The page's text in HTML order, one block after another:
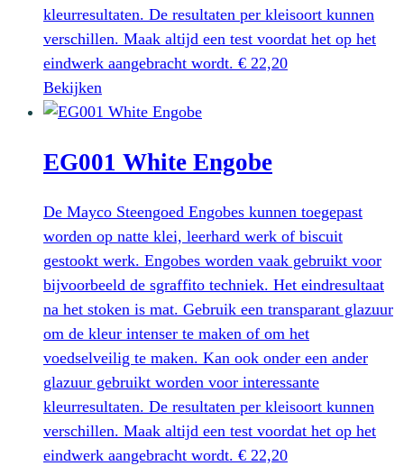
kleurresultaten. De resultaten per kleisoort kunnen
verschillen. Maak altijd een test voordat het op het
eindwerk aangebracht wordt. € 22,20
Bekijken
product
meerdere
Deze
optie
kan
gekozen
worden
op
de
productpagina
EG001 White Engobe
De Mayco Steengoed Engobes kunnen toegepast
worden op natte klei, leerhard werk of biscuit
gestookt werk. Engobes worden vaak gebruikt voor
bijvoorbeeld de sgraffito techniek. Het eindresultaat
na het stoken is mat. Gebruik een transparant glazuur
om de kleur intenser te maken of om het
voedselveilig te maken. Kan ook onder een ander
glazuur gebruikt worden voor interessante
kleurresultaten. De resultaten per kleisoort kunnen
verschillen. Maak altijd een test voordat het op het
eindwerk aangebracht wordt. € 22,20